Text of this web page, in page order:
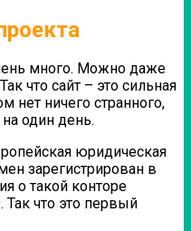
много. Можно даже
что сайт – это сильная
нет ничего странного,
один день.
юридическая
зарегистрирован в
о такой конторе
Так что это первый